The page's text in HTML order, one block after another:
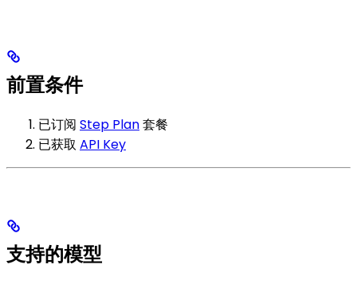
前置条件
已订阅 Step Plan套餐
已获取 API Key
支持的模型